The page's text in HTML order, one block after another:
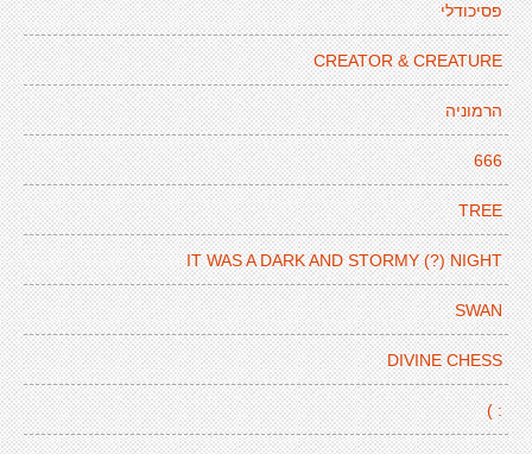
פסיכודלי
CREATOR & CREATURE
הרמוניה
666
TREE
IT WAS A DARK AND STORMY (?) NIGHT
SWAN
DIVINE CHESS
: )